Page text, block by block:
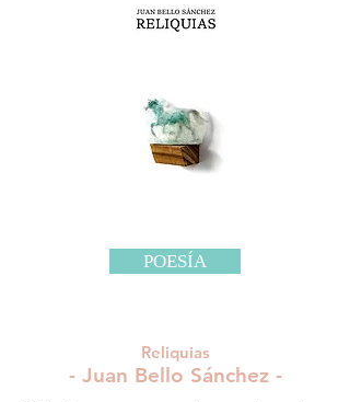
POESÍA
Reliquias
- Juan Bello Sánchez -